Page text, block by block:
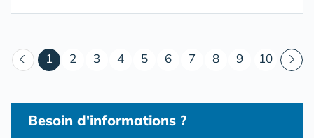
1 (courant)
2 3 4 5 6 7 8 9 10
Besoin d'informations ?